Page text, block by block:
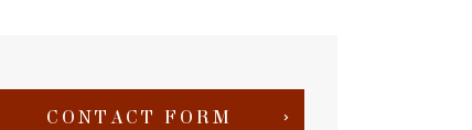
CONTACT FORM